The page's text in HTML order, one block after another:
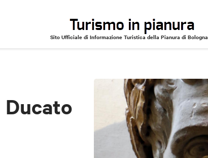
Sito Ufficiale di Informazione Turistica della Pianura di Bologna
Ducato